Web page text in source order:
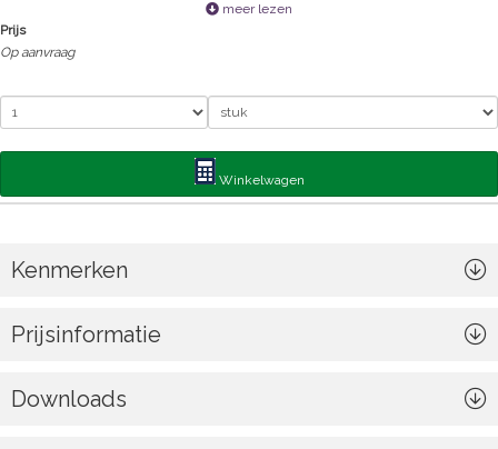
meer lezen
Prijs
Op aanvraag
Winkelwagen
Kenmerken
Prijsinformatie
Downloads